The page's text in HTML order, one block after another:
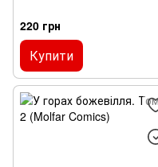
220 грн
Купити